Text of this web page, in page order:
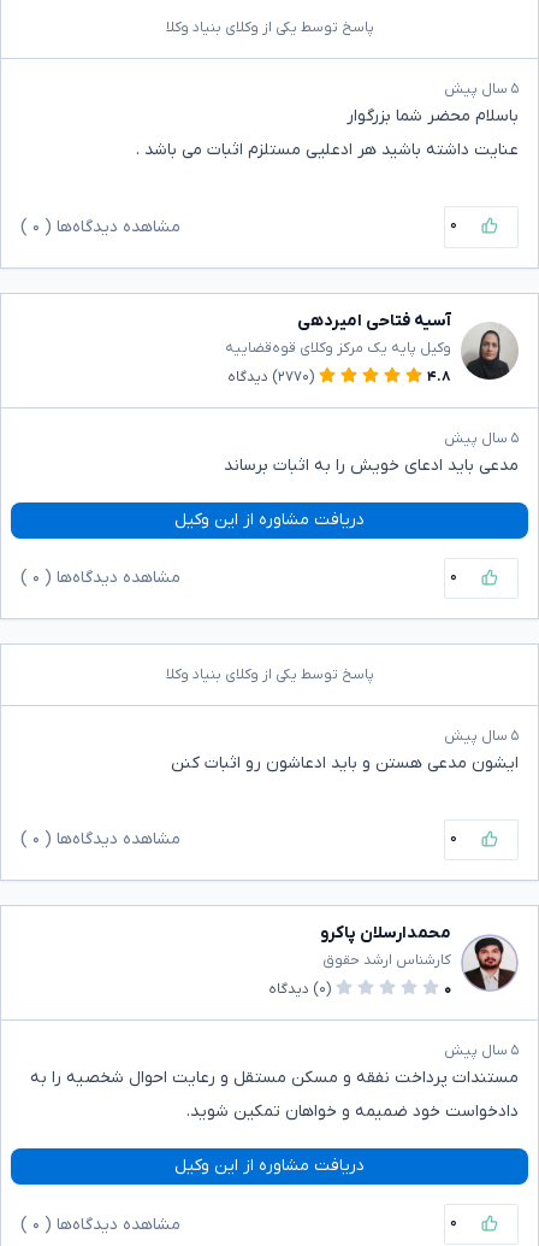
پاسخ توسط یکی از وکلای بنیاد وکلا
۵ سال پیش
باسلام محضر شما بزرگوار
عنایت داشته باشید هر ادعلیی مستلزم اثبات می باشد .
۰ مشاهده دیدگاه‌ها ( ۰
آسیه فتاحی امیردهی
وکیل پایه یک مرکز وکلای قوه‌قضاییه
۴.۸
(۲۷۷۰) دیدگاه
۵ سال پیش
مدعی باید ادعای خویش را به اثبات برساند
دریافت مشاوره از این وکیل
۰ مشاهده دیدگاه‌ها ( ۰
پاسخ توسط یکی از وکلای بنیاد وکلا
۵ سال پیش
ایشون مدعی هستن و باید ادعاشون رو اثبات کنن
۰ مشاهده دیدگاه‌ها ( ۰
محمدارسلان پاکرو
کارشناس ارشد حقوق
۰
(۰) دیدگاه
۵ سال پیش
مستندات پرداخت نفقه و مسکن مستقل و رعایت احوال شخصیه را به
دادخواست خود ضمیمه و خواهان تمکین شوید.
دریافت مشاوره از این وکیل
۰ مشاهده دیدگاه‌ها ( ۰